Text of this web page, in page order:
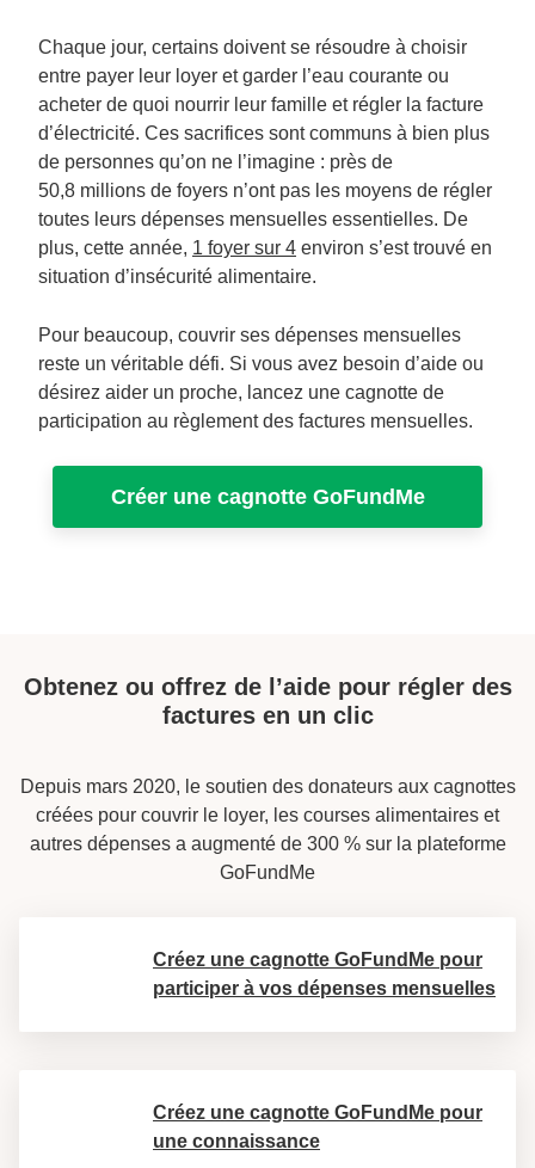
Chaque jour, certains doivent se résoudre à choisir
entre payer leur loyer et garder l’eau courante ou
acheter de quoi nourrir leur famille et régler la facture
d’électricité. Ces sacrifices sont communs à bien plus
de personnes qu’on ne l’imagine : près de
50,8 millions de foyers n’ont pas les moyens de régler
toutes leurs dépenses mensuelles essentielles. De
plus, cette année, 1 foyer sur 4 environ s’est trouvé en
situation d’insécurité alimentaire.
Pour beaucoup, couvrir ses dépenses mensuelles
reste un véritable défi. Si vous avez besoin d’aide ou
désirez aider un proche, lancez une cagnotte de
participation au règlement des factures mensuelles.
Créer une cagnotte GoFundMe
Obtenez ou offrez de l’aide pour régler des
factures en un clic
Depuis mars 2020, le soutien des donateurs aux cagnottes
créées pour couvrir le loyer, les courses alimentaires et
autres dépenses a augmenté de 300 % sur la plateforme
GoFundMe
Créez une cagnotte GoFundMe pour
participer à vos dépenses mensuelles
Créez une cagnotte GoFundMe pour
une connaissance